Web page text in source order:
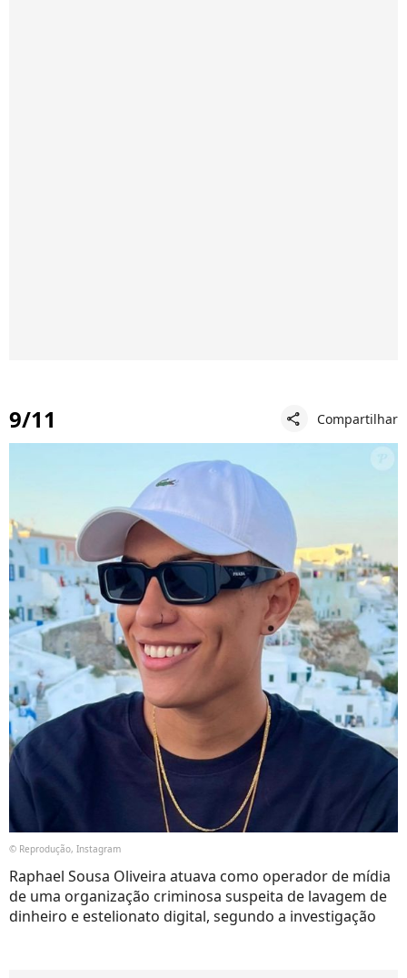
9/11 share Compartilhar
© Reprodução, Instagram
Raphael Sousa Oliveira atuava como operador de mídia
de uma organização criminosa suspeita de lavagem de
dinheiro e estelionato digital, segundo a investigação